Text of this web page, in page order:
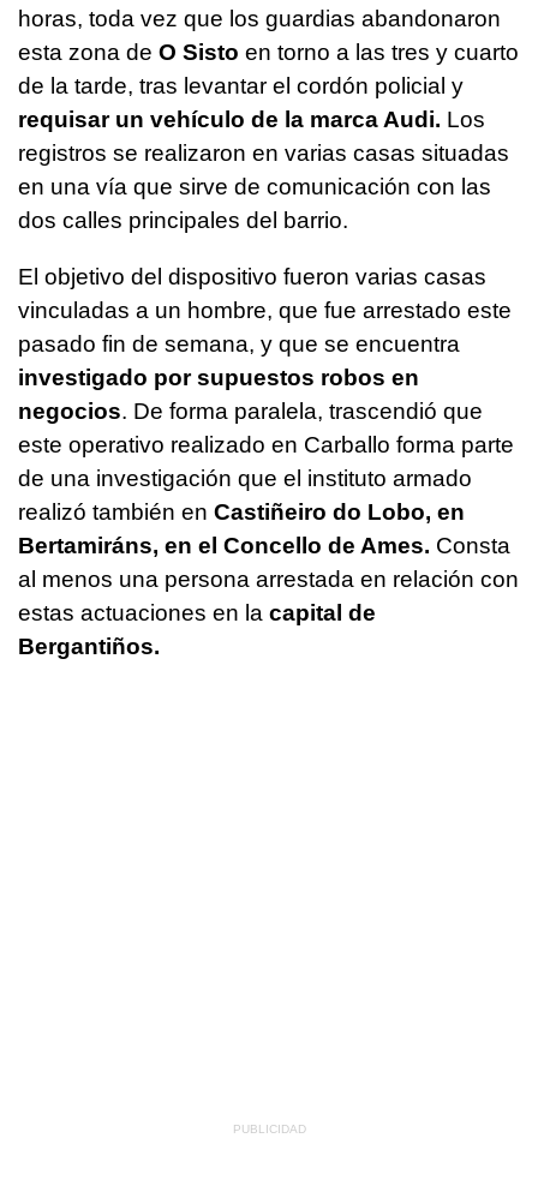
horas, toda vez que los guardias abandonaron
esta zona de O Sisto en torno a las tres y cuarto
de la tarde, tras levantar el cordón policial y
requisar un vehículo de la marca Audi. Los
registros se realizaron en varias casas situadas
en una vía que sirve de comunicación con las
dos calles principales del barrio.
El objetivo del dispositivo fueron varias casas
vinculadas a un hombre, que fue arrestado este
pasado fin de semana, y que se encuentra
investigado por supuestos robos en
negocios. De forma paralela, trascendió que
este operativo realizado en Carballo forma parte
de una investigación que el instituto armado
realizó también en Castiñeiro do Lobo, en
Bertamiráns, en el Concello de Ames. Consta
al menos una persona arrestada en relación con
estas actuaciones en la capital de
Bergantiños.